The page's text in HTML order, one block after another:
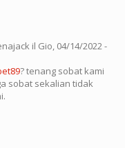
il Gio, 04/14/2022 -
? tenang sobat kami
sobat sekalian tidak